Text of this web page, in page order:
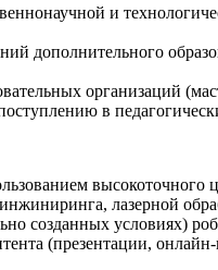
и
дополнительного
организаций
в
высокоточного
лазерной
созданных условиях)
(презентации,